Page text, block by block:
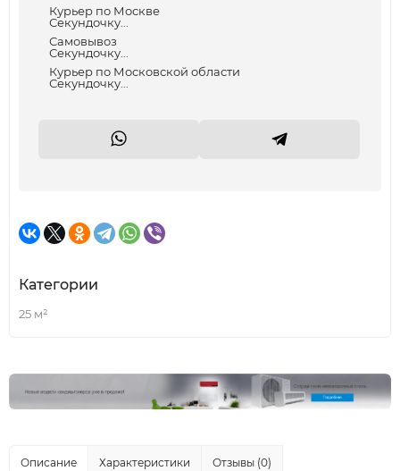
Курьер по Москве
Секундочку...
Самовывоз
Секундочку...
Курьер по Московской области
Секундочку...
Категории
25 м²
Описание Характеристики Отзывы (0)